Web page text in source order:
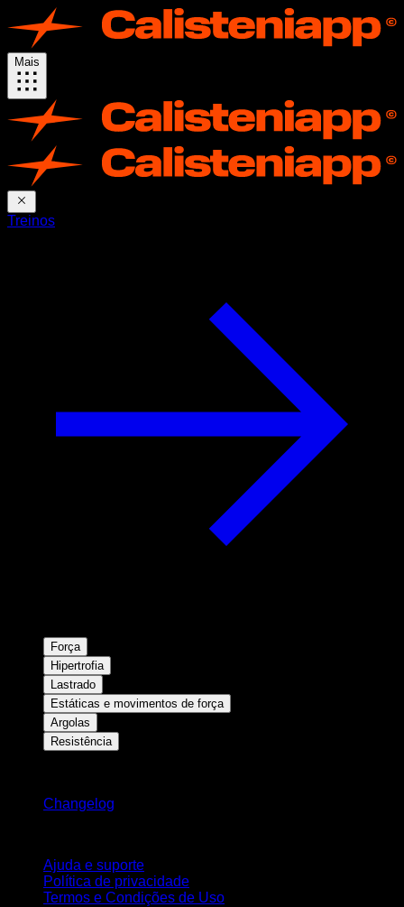
Mais
Treinos
Força
Hipertrofia
Lastrado
Estáticas e movimentos de força
Argolas
Resistência
Changelog
Ajuda e suporte
Política de privacidade
Termos e Condições de Uso